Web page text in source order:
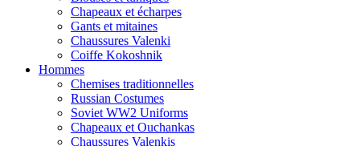
Chapeaux et écharpes
Gants et mitaines
Chaussures Valenki
Coiffe Kokoshnik
Hommes
Chemises traditionnelles
Russian Costumes
Soviet WW2 Uniforms
Chapeaux et Ouchankas
Chaussures Valenkis